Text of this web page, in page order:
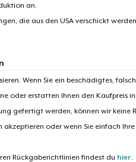
an.
die aus den USA verschickt
Wenn Sie ein beschädigtes,
oder erstatten Ihnen den Kaufpreis
gefertigt werden, können wir keine
akzeptieren oder wenn Sie einfach
Rückgaberichtlinien findest du hier.
1Artikel
hinzugefügt